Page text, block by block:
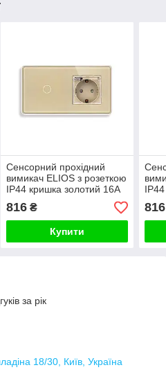
Сенсорний прохідний
вимикач ELIOS з розеткою
IP44 кришка золотий 16А
230В із заземленням
шторки скло
816₴
Купити
816
за рік
18/30, Київ, Україна